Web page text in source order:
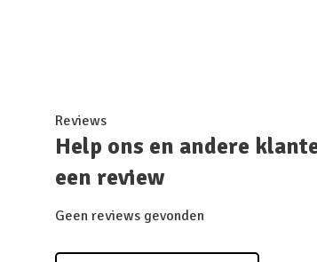
Reviews
Help ons en andere
een review
Geen reviews gevonden